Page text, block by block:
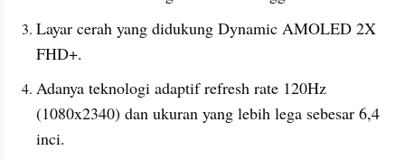
Layar cerah yang didukung Dynamic AMOLED 2X
FHD+.
Adanya teknologi adaptif refresh rate 120Hz
(1080x2340) dan ukuran yang lebih lega sebesar 6,4
inci.